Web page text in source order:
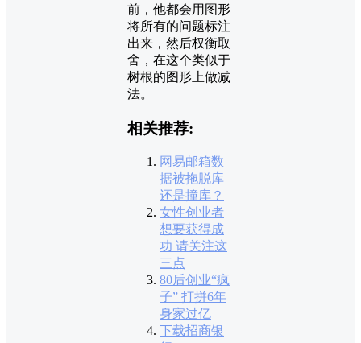
前，他都会用图形
将所有的问题标注
出来，然后权衡取
舍，在这个类似于
树根的图形上做减
法。
相关推荐:
网易邮箱数
据被拖脱库
还是撞库？
女性创业者
想要获得成
功 请关注这
三点
80后创业“疯
子” 打拼6年
身家过亿
下载招商银